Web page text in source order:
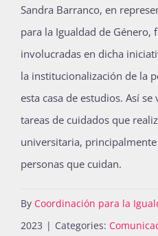
Sandra Barranco, en
para la Igualdad de Género,
involucradas en dicha
la institucionalización de la
esta casa de estudios. Así
tareas de cuidados que
universitaria,
personas que cuidan.
By Coordinación para la
2023 | Categories: